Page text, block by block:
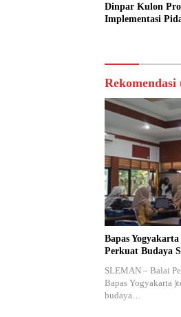
Dinpar Kulon
Implementasi
Bapas
Perkuat Budaya
SLEMAN – Balai
Bapas Yogyakarta
budaya…